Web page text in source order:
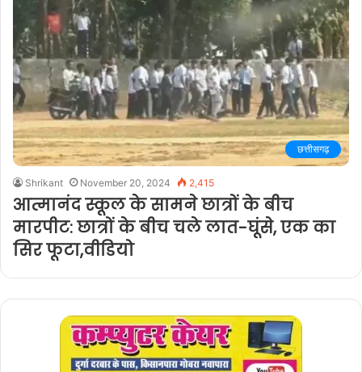
छत्तीसगढ़
Shrikant November 20, 2024 2,415
आत्मानंद स्कूल के सामने छात्रों के बीच
मारपीट: छात्रों के बीच चले लात-घूंसे, एक का
सिर फूटा,वीडियो